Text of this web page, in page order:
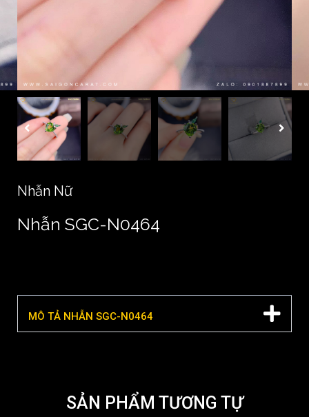
Nhẫn Nữ
Nhẫn SGC-N0464
MÔ TẢ NHẪN SGC-N0464
SẢN PHẨM TƯƠNG TỰ